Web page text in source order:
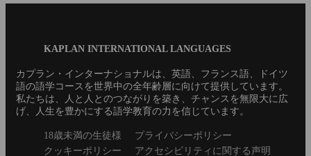
KAPLAN INTERNATIONAL LANGUAGES
カプラン・インターナショナルは、英語、フランス語、ドイツ
語の語学コースを世界中の全年齢層に向けて提供しています。
私たちは、人と人とのつながりを築き、チャンスを無限大に広
げ、人生を豊かにする語学教育の力を信じています。
Secondary18歳未満の生徒様
プライバシーポリシー
クッキーポリシー
アクセシビリティに関する声明